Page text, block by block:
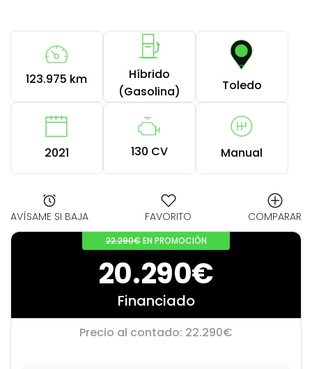
123.975 km
Híbrido
(Gasolina)
Toledo
2021 130 CV Manual
AVÍSAME SI BAJA FAVORITO COMPARAR
22.290€EN PROMOCIÓN
20.290€
Financiado
Precio al contado: 22.290€